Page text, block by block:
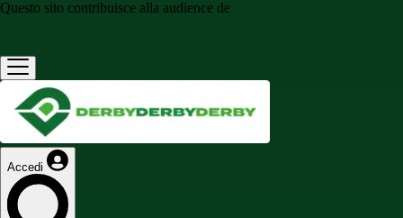
Questo sito contribuisce alla audience de
Accedi